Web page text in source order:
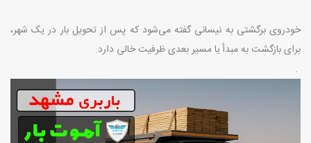
خودروی برگشتی به نیسانی گفته می‌شود که پس از تحویل بار در یک شهر،
برای بازگشت به مبدأ یا مسیر بعدی ظرفیت خالی دارد.
.